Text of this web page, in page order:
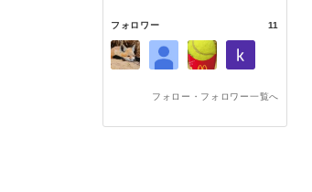
フォロワー 11
フォロー・フォロワー一覧へ